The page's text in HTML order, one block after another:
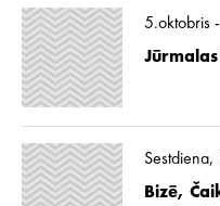
5.oktobris
Sestdiena,
Bizē,